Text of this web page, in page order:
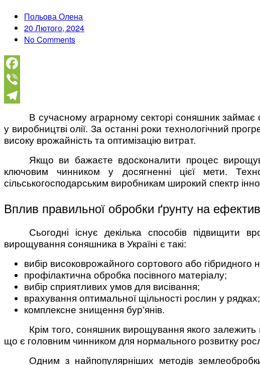
Польова Олена
20 Лютого, 2024
No Comments
Facebook
Viber
Telegram
В сучасному аграрному секторі соняшник займає
у виробництві олії. За останні роки технологічний
високу врожайність та оптимізацію витрат.
Якщо ви бажаєте вдосконалити процес
ключовим чинником у досягненні цієї мети.
сільськогосподарським виробникам широкий спектр
Вплив правильної обробки ґрунту на
Сьогодні існує декілька способів підвищити
вирощування соняшника в Україні є такі:
вибір високоврожайного сортового або гібридного
профілактична обробка посівного матеріалу;
вибір сприятливих умов для висівання;
врахування оптимальної щільності рослин у рядках;
комплексне знищення бур’янів.
Крім того, соняшник вирощування якого
що є головним чинником для нормального розвитку
Одним з найпопулярніших методів